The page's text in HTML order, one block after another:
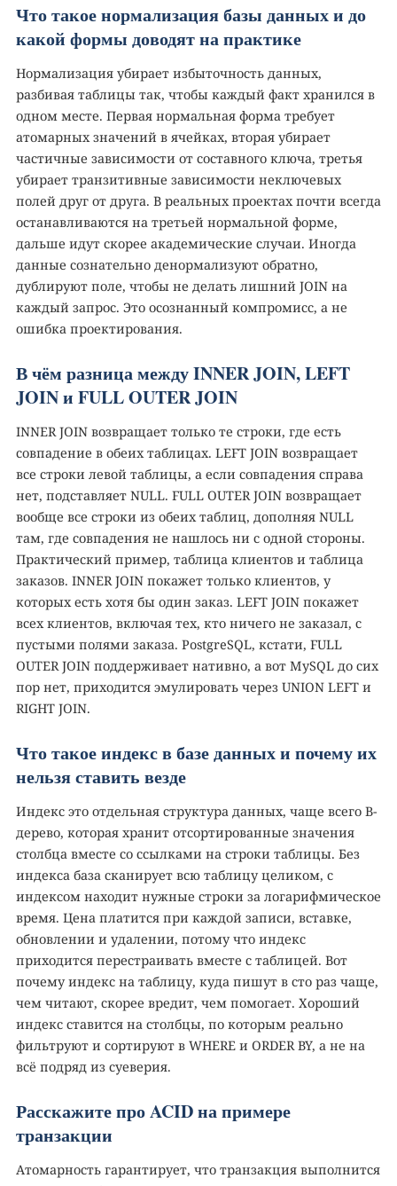
Что такое нормализация базы данных и до
какой формы доводят на практике
Нормализация убирает избыточность данных,
разбивая таблицы так, чтобы каждый факт хранился в
одном месте. Первая нормальная форма требует
атомарных значений в ячейках, вторая убирает
частичные зависимости от составного ключа, третья
убирает транзитивные зависимости неключевых
полей друг от друга. В реальных проектах почти всегда
останавливаются на третьей нормальной форме,
дальше идут скорее академические случаи. Иногда
данные сознательно денормализуют обратно,
дублируют поле, чтобы не делать лишний JOIN на
каждый запрос. Это осознанный компромисс, а не
ошибка проектирования.
В чём разница между INNER JOIN, LEFT
JOIN и FULL OUTER JOIN
INNER JOIN возвращает только те строки, где есть
совпадение в обеих таблицах. LEFT JOIN возвращает
все строки левой таблицы, а если совпадения справа
нет, подставляет NULL. FULL OUTER JOIN возвращает
вообще все строки из обеих таблиц, дополняя NULL
там, где совпадения не нашлось ни с одной стороны.
Практический пример, таблица клиентов и таблица
заказов. INNER JOIN покажет только клиентов, у
которых есть хотя бы один заказ. LEFT JOIN покажет
всех клиентов, включая тех, кто ничего не заказал, с
пустыми полями заказа. PostgreSQL, кстати, FULL
OUTER JOIN поддерживает нативно, а вот MySQL до сих
пор нет, приходится эмулировать через UNION LEFT и
RIGHT JOIN.
Что такое индекс в базе данных и почему их
нельзя ставить везде
Индекс это отдельная структура данных, чаще всего B-
дерево, которая хранит отсортированные значения
столбца вместе со ссылками на строки таблицы. Без
индекса база сканирует всю таблицу целиком, с
индексом находит нужные строки за логарифмическое
время. Цена платится при каждой записи, вставке,
обновлении и удалении, потому что индекс
приходится перестраивать вместе с таблицей. Вот
почему индекс на таблицу, куда пишут в сто раз чаще,
чем читают, скорее вредит, чем помогает. Хороший
индекс ставится на столбцы, по которым реально
фильтруют и сортируют в WHERE и ORDER BY, а не на
всё подряд из суеверия.
Расскажите про ACID на примере
транзакции
Атомарность гарантирует, что транзакция выполнится